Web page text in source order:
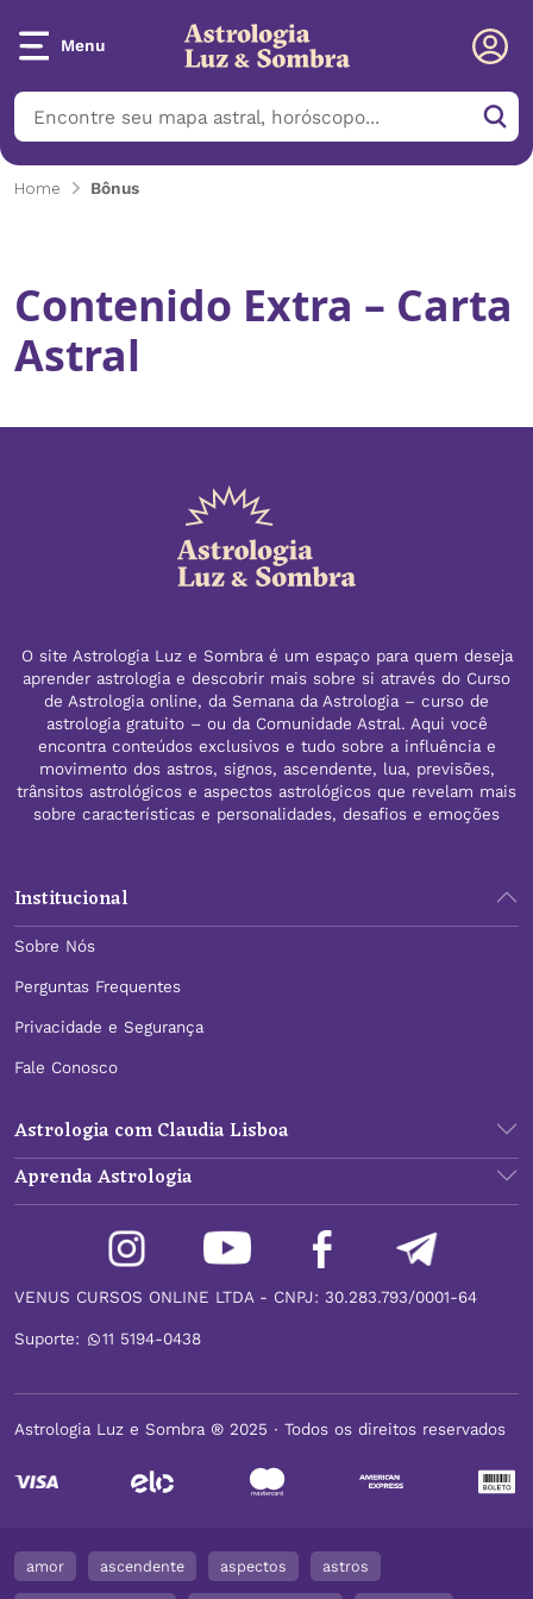
Menu
Home Bônus
Contenido Extra – Carta
Astral
O site Astrologia Luz e Sombra é um espaço para quem deseja
aprender astrologia e descobrir mais sobre si através do Curso
de Astrologia online, da Semana da Astrologia – curso de
astrologia gratuito – ou da Comunidade Astral. Aqui você
encontra conteúdos exclusivos e tudo sobre a influência e
movimento dos astros, signos, ascendente, lua, previsões,
trânsitos astrológicos e aspectos astrológicos que revelam mais
sobre características e personalidades, desafios e emoções
Institucional
Sobre Nós
Perguntas Frequentes
Privacidade e Segurança
Fale Conosco
Astrologia com Claudia Lisboa
Aprenda Astrologia
VENUS CURSOS ONLINE LTDA - CNPJ: 30.283.793/0001-64
Suporte: 11 5194-0438
Astrologia Luz e Sombra ® 2025 ∙ Todos os direitos reservados
amor ascendente aspectos astros